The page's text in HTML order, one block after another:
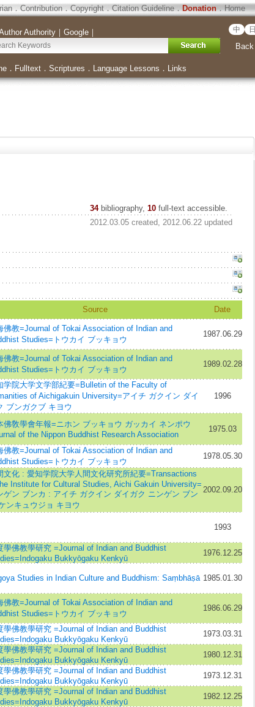
．Contribution．Copyright．Citation Guideline．Donation．Home
Authority｜ Google｜ 中 日
Back
． Fulltext． Scriptures ． Language Lessons ． Links
34 bibliography, 10full-text accessible.
2012.03.05 created, 2012.06.22 updated
Source
Date
佛教=Journal of Tokai Association of Indian and
Studies=トウカイ ブッキョウ
1987.06.29
佛教=Journal of Tokai Association of Indian and
Studies=トウカイ ブッキョウ
1989.02.28
学院大学文学部紀要=Bulletin of the Faculty of
of Aichigakuin University=アイチ ガクイン ダイ
ブンガクブ キヨウ
1996
佛敎學會年報=ニホン ブッキョウ ガッカイ ネンポウ
of the Nippon Buddhist Research Association
1975.03
佛教=Journal of Tokai Association of Indian and
Studies=トウカイ ブッキョウ
1978.05.30
文化 : 愛知学院大学人間文化研究所紀要=Transactions
Institute for Cultural Studies, Aichi Gakuin University=
ゲン ブンカ : アイチ ガクイン ダイガク ニンゲン ブン
ンキュウジョ キヨウ
2002.09.20
1993
學佛教學研究 =Journal of Indian and Buddhist
Bukkyōgaku Kenkyū
1976.12.25
Studies in Indian Culture and Buddhism: Saṃbhāṣā 1985.01.30
佛教=Journal of Tokai Association of Indian and
Studies=トウカイ ブッキョウ
1986.06.29
學佛教學研究 =Journal of Indian and Buddhist
Bukkyōgaku Kenkyū
1973.03.31
學佛教學研究 =Journal of Indian and Buddhist
Bukkyōgaku Kenkyū
1980.12.31
學佛教學研究 =Journal of Indian and Buddhist
Bukkyōgaku Kenkyū
1973.12.31
學佛教學研究 =Journal of Indian and Buddhist
Bukkyōgaku Kenkyū
1982.12.25